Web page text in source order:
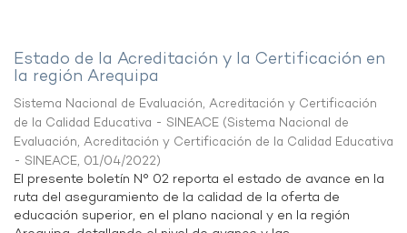
Estado de la Acreditación y la Certificación en
la región Arequipa
Sistema Nacional de Evaluación, Acreditación y Certificación
de la Calidad Educativa - SINEACE (Sistema Nacional de
Evaluación, Acreditación y Certificación de la Calidad Educativa
- SINEACE, 01/04/2022)
El presente boletín N° 02 reporta el estado de avance en la
ruta del aseguramiento de la calidad de la oferta de
educación superior, en el plano nacional y en la región